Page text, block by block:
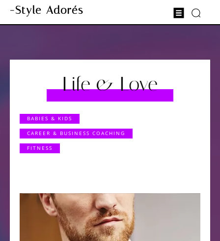
-Style Adorés
Life & Love
BABIES & KIDS
CAREER & BUSINESS COACHING
FITNESS